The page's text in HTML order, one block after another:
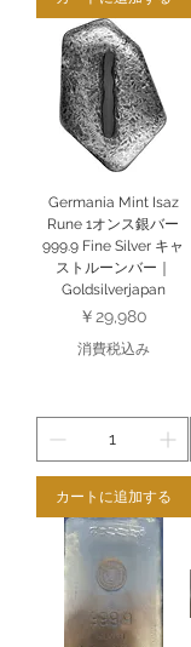
Germania Mint Isaz
Rune 1オンス銀バー
999.9 Fine Silver キャ
ストルーンバー｜
Goldsilverjapan
価格
￥29,980
消費税込み
カートに追加する